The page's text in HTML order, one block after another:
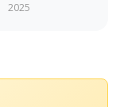
2025